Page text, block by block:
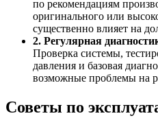
по рекомендациям
оригинального или
существенно влияет на
2. Регулярная
Проверка системы,
давления и базовая
возможные проблемы на
Советы по